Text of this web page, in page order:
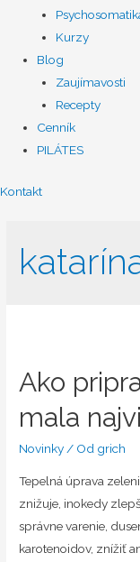
Kurzy
Blog
Zaujímavosti
Recepty
Cenník
PILÁTES
Kontakt
Ako
mala
Novinky / Od grich
Tepelná úprava
znižuje, inokedy
správne varenie,
karotenoidov, znížiť